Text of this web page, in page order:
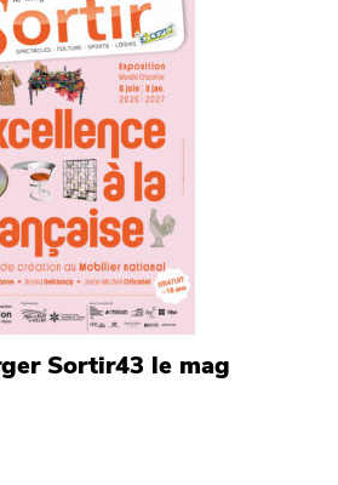
Sortir43 le mag